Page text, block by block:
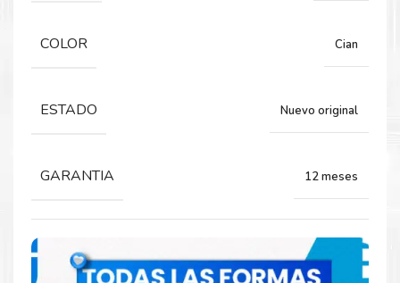
TS6010, TS8010, TS9010.
COLOR Cian
ESTADO Nuevo original
GARANTIA 12 meses